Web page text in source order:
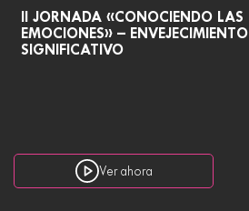
II JORNADA «CONOCIENDO LAS
EMOCIONES» – ENVEJECIMIENTO
SIGNIFICATIVO
Ver ahora